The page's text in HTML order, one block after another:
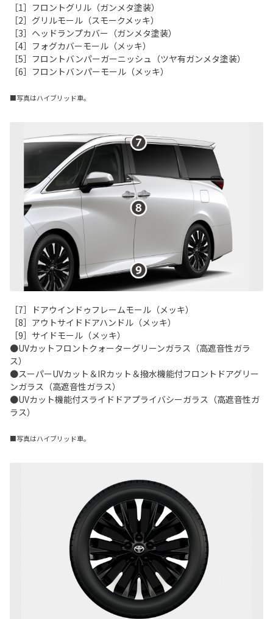
［1］フロントグリル（ガンメタ塗装）
［2］グリルモール（スモークメッキ）
［3］ヘッドランプカバー（ガンメタ塗装）
［4］フォグカバーモール（メッキ）
［5］フロントバンパーガーニッシュ（ツヤ有ガンメタ塗装）
［6］フロントバンパーモール（メッキ）
■写真はハイブリッド車。
［7］ドアウインドゥフレームモール（メッキ）
［8］アウトサイドドアハンドル（メッキ）
［9］サイドモール（メッキ）
●UVカットフロントクォーターグリーンガラス（高遮音性ガラ
ス）
●スーパーUVカット＆IRカット＆撥水機能付フロントドアグリー
ンガラス（高遮音性ガラス）
●UVカット機能付スライドドアプライバシーガラス（高遮音性ガ
ラス）
■写真はハイブリッド車。